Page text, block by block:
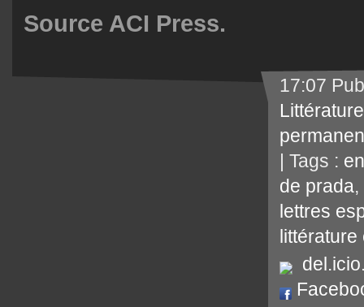
Source ACI Press.
17:07
Littérature
| Tags :
de prada,
lettres